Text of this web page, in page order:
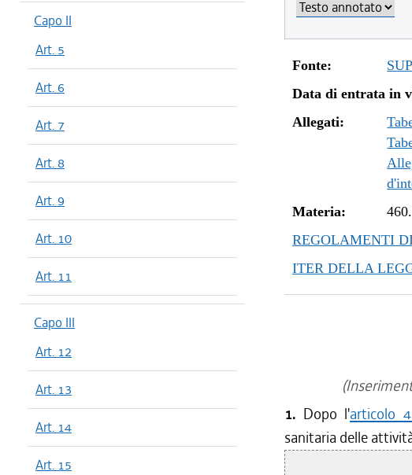
Capo II
Art. 5
Art. 6
Art. 7
Art. 8
Art. 9
Art. 10
Art. 11
Capo III
Art. 12
Art. 13
Art. 14
Art. 15
Fonte:
Data di entrata in
Allegati:
Materia:
REGOLAMENTI
ITER DELLA
1. Dopo l'articolo
sanitaria delle